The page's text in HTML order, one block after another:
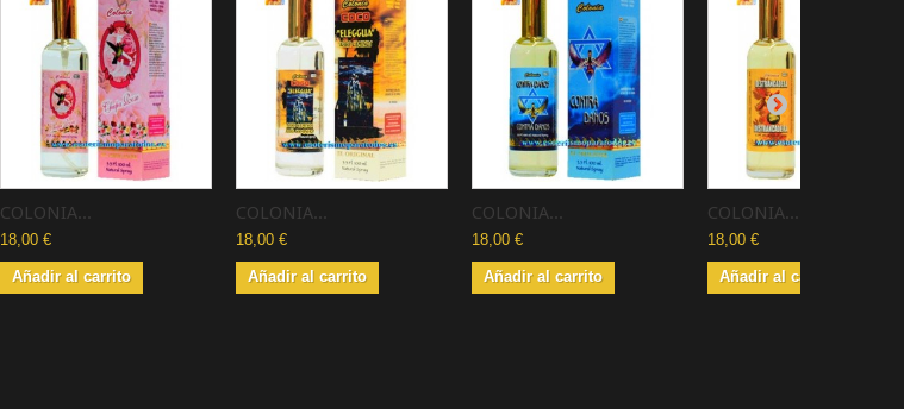
COLONIA...
18,00 €
Añadir al carrito
COLONIA...
18,00 €
Añadir al carrito
COLONIA...
18,00 €
Añadir al carrito
COLONIA...
18,00 €
Añadir al carrito